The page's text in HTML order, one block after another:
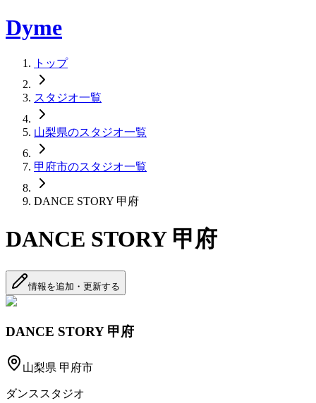
Dyme
トップ
スタジオ一覧
山梨県のスタジオ一覧
甲府市のスタジオ一覧
DANCE STORY 甲府
DANCE STORY 甲府
情報を追加・更新する
DANCE STORY 甲府
山梨県 甲府市
ダンススタジオ